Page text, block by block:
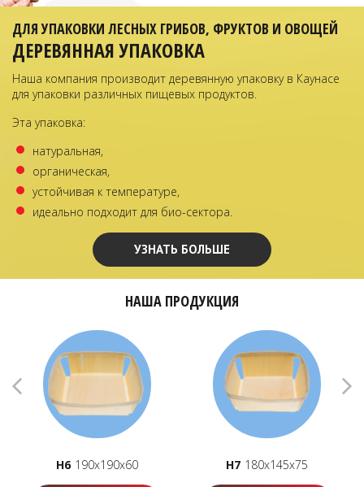
ДЛЯ УПАКОВКИ ЛЕСНЫХ ГРИБОВ, ФРУКТОВ И ОВОЩЕЙ
ДЕРЕВЯННАЯ УПАКОВКА
Наша компания производит деревянную упаковку в Каунасе
для упаковки различных пищевых продуктов.
Эта упаковка:
натуральная,
органическая,
устойчивая к температуре,
идеально подходит для био-сектора.
УЗНАТЬ БОЛЬШЕ
НАША ПРОДУКЦИЯ
H6 190x190x60 H7 180x145x75